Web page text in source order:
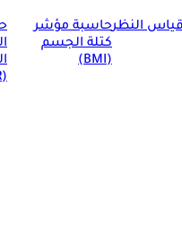
قياس النظرحاسبة مؤشر
كتلة الجسم
(BMI)
(BMR)